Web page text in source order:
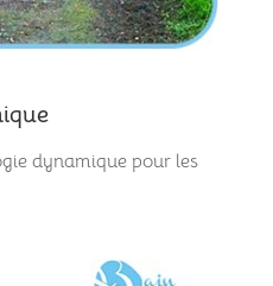
dynamique pour les